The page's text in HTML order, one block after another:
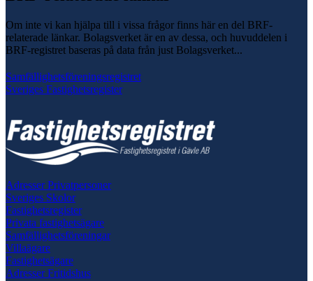
Om inte vi kan hjälpa till i vissa frågor finns här en del BRF-
relaterade länkar. Bolagsverket är en av dessa, och huvuddelen i
BRF-registret baseras på data från just Bolagsverket...
Samfällighetsföreningsregistret
Sveriges Fastighetsregister
Adresser Privatpersoner
Sveriges Skolor
Fastighetsregister
Privata fastighetsägare
Samfällighetsföreningar
Villaägare
Fastighetsägare
Adresser Fritidshus